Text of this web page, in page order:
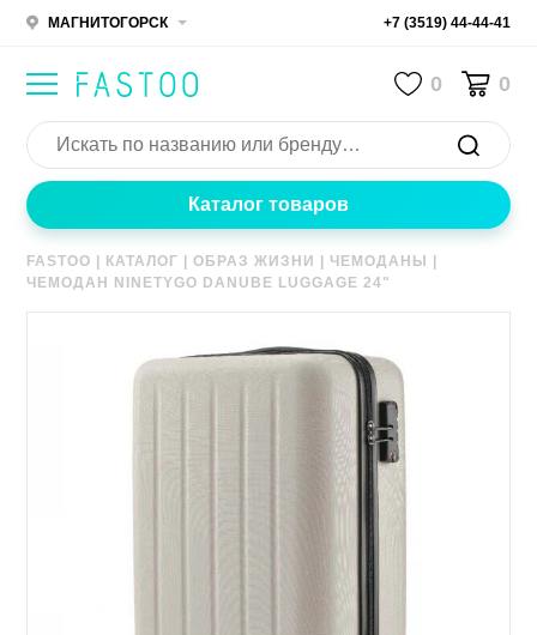
МАГНИТОГОРСК +7 (3519) 44-44-41
0 0
Каталог товаров
FASTOO КАТАЛОГ |ОБРАЗ ЖИЗНИ ЧЕМОДАНЫ
ЧЕМОДАН NINETYGO DANUBE LUGGAGE 24"